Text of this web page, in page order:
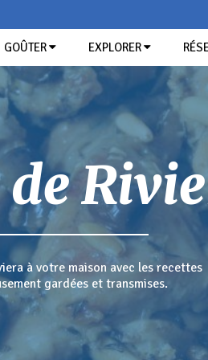
GOÛTER EXPLORER
LES
RECHERCHE
de
à votre maison avec les recettes
gardées et transmises.